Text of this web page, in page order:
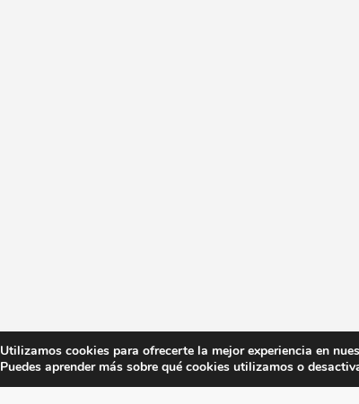
Utilizamos cookies para ofrecerte la mejor experiencia en
Puedes aprender más sobre qué cookies utilizamos o